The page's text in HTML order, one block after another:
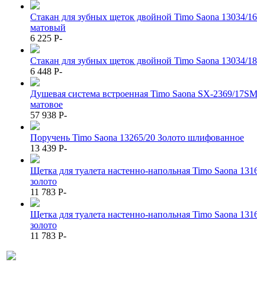
Стакан для зубных щеток двойной Timo Saona 13034/
матовый
6 225 P-
Стакан для зубных щеток двойной Timo Saona 13034/
6 448 P-
Душевая система встроенная Timo Saona SX-2369/
матовое
57 938 P-
Поручень Timo Saona 13265/20 Золото шлифованное
13 439 P-
Щетка для туалета настенно-напольная Timo Saona
золото
11 783 P-
Щетка для туалета настенно-напольная Timo Saona
золото
11 783 P-